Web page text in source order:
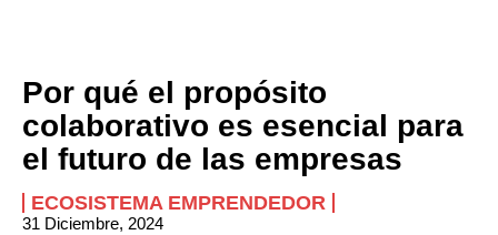
Por qué el propósito
colaborativo es esencial para
el futuro de las empresas
ECOSISTEMA EMPRENDEDOR
31 Diciembre, 2024